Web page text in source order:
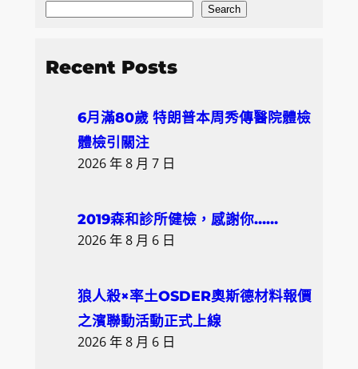
S
a
Search
Recent Posts
6月滿80歲 特朗普本周秀傳醫院體檢
體檢引關注
2026 年 8 月 7 日
2019森和診所健檢，感謝你……
2026 年 8 月 6 日
狼人殺×率土OSDER奧斯德材料報價
之濱聯動活動正式上線
2026 年 8 月 6 日